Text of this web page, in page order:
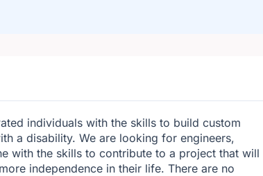
individuals with the skills to build custom
a disability. We are looking for engineers,
with the skills to contribute to a project that will
independence in their life. There are no